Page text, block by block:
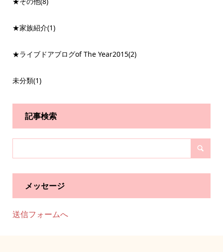
★家族紹介(1)
★ライブドアブログof The Year2015(2)
未分類(1)
記事検索
メッセージ
送信フォームへ